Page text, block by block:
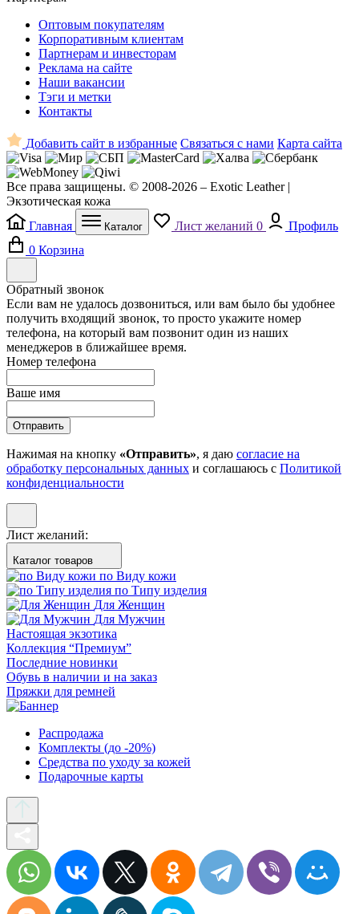
Оптовым покупателям
Корпоративным клиентам
Партнерам и инвесторам
Реклама на сайте
Наши вакансии
Тэги и метки
Контакты
Добавить сайт в избранные Связаться с нами Карта сайта
Все права защищены. © 2008-2026 – Exotic Leather |
Экзотическая кожа
Главная
Каталог Лист желаний 0
Профиль
0 Корзина
Обратный звонок
Если вам не удалось дозвониться, или вам было бы удобнее
получить входящий звонок, то просто укажите номер
телефона, на который вам позвонит один из наших
менеджеров в ближайшее время.
Номер телефона
Ваше имя
Отправить
Нажимая на кнопку «Отправить», я даю согласие на
обработку персональных данных и соглашаюсь с Политикой
конфиденциальности
Лист желаний:
Каталог товаров
по Виду кожи
по Типу изделия
Для Женщин
Для Мужчин
Настоящая экзотика
Коллекция “Премиум”
Последние новинки
Обувь в наличии и на заказ
Пряжки для ремней
Распродажа
Комплекты (до -20%)
Средства по уходу за кожей
Подарочные карты